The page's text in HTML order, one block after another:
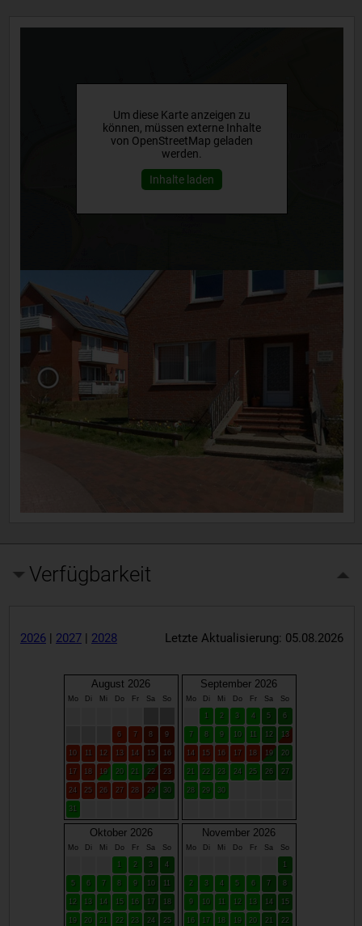
Um diese Karte anzeigen zu
können, müssen externe Inhalte
von OpenStreetMap geladen
werden.
Inhalte laden
Verfügbarkeit
2026| 2027| 2028 Letzte Aktualisierung: 05.08.2026
August 2026
Mo Di Mi Do Fr Sa So
6 7 8 9
10 11 12 13 14 15 16
17 18 19 20 21 22 23
24 25 26 27 28 29 30
31
September 2026
Mo Di Mi Do Fr Sa So
1 2 3 4 5 6
7 8 9 10 11 12 13
14 15 16 17 18 19 20
21 22 23 24 25 26 27
28 29 30
Oktober 2026
Mo Di Mi Do Fr Sa So
1 2 3 4
5 6 7 8 9 10 11
12 13 14 15 16 17 18
19 20 21 22 23 24 25
November 2026
Mo Di Mi Do Fr Sa So
1
2 3 4 5 6 7 8
9 10 11 12 13 14 15
16 17 18 19 20 21 22